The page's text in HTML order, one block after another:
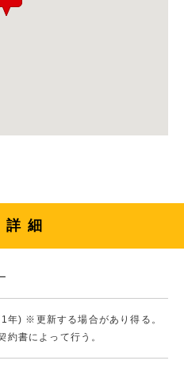
細
年) ※更新する場合があり得る。
約書によって行う。